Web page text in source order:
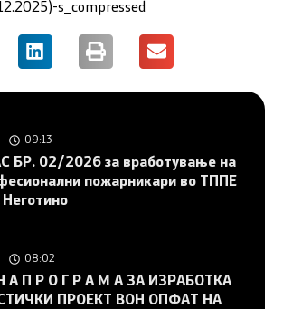
s_compressed
09:13
БР. 02/2026 за вработување на
пожарникари во ТППЕ
08:02
А П Р О Г Р А М А ЗА ИЗРАБОТКА
ПРОЕКТ ВОН ОПФАТ НА